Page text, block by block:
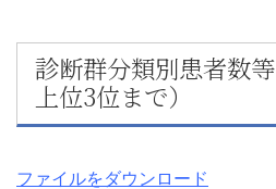
診断群分類別患者数
上位3位まで）
ファイルをダウンロード